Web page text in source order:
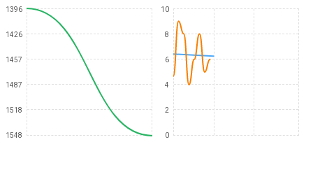
1396
1426
1457
1487
1518
1548
10
8
6
4
2
0